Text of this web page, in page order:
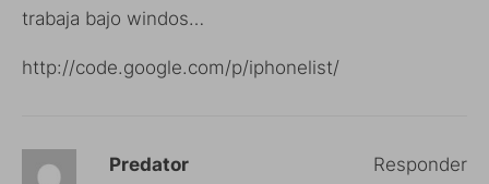
trabaja bajo windos…
http://code.google.com/p/iphonelist/
Predator Responder